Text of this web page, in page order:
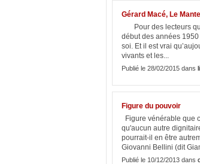
Gérard Macé, Le
Pour des lecteurs qui
début des années
soi. Et il est vrai
vivants et les...
Publié le 28/02/2015 dans
Figure du pouvoir
Figure vénérable que
qu'aucun autre
pourrait-il en être
Giovanni Bellini (dit
Publié le 10/12/2013 dans